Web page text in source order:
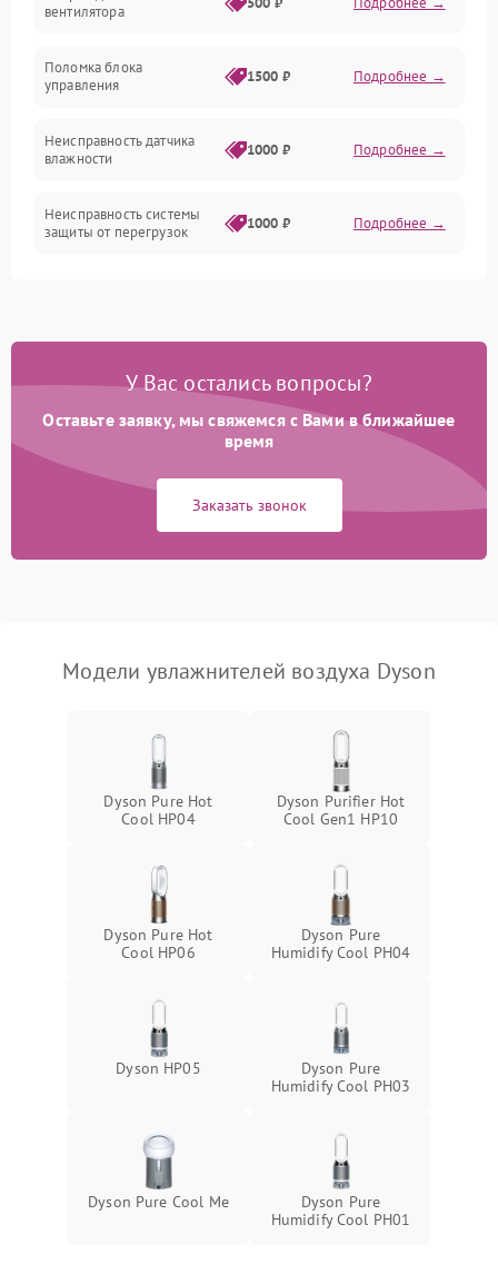
Датчики
вентилятора
Поломка блока
управления
1500 ₽ Подробнее →
Неисправность датчика
влажности
1000 ₽ Подробнее →
Неисправность системы
защиты от перегрузок
1000 ₽ Подробнее →
Поломка системы защиты
от короткого замыкания
1000 ₽ Подробнее →
защиты от перегрева
Подробнее →
Повреждение системы
перенапряжения
У Вас остались вопросы?
Оставьте заявку, мы свяжемся с Вами в ближайшее
время
Заказать звонок
Модели увлажнителей воздуха Dyson
Dyson Pure Hot
Cool HP04
Dyson Purifier Hot
Cool Gen1 HP10
Dyson Pure Hot
Cool HP06
Dyson Pure
Humidify Cool PH04
Dyson HP05
Dyson Pure
Humidify Cool PH03
Dyson Pure Cool Me
Dyson Pure
Humidify Cool PH01